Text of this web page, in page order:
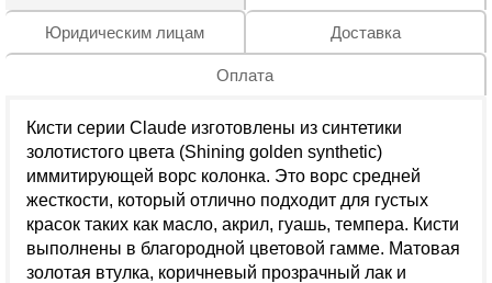
Юридическим лицам Доставка
Оплата
Кисти серии Claude изготовлены из синтетики
золотистого цвета (Shining golden synthetic)
иммитирующей ворс колонка. Это ворс средней
жесткости, который отлично подходит для густых
красок таких как масло, акрил, гуашь, темпера. Кисти
выполнены в благородной цветовой гамме. Матовая
золотая втулка, коричневый прозрачный лак и